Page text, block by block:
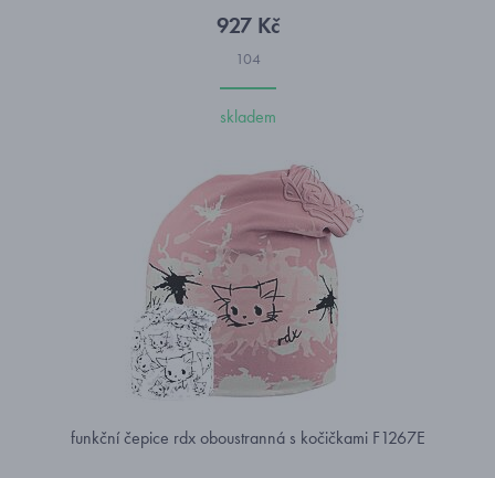
927 Kč
104
skladem
funkční čepice rdx oboustranná s kočičkami F1267E